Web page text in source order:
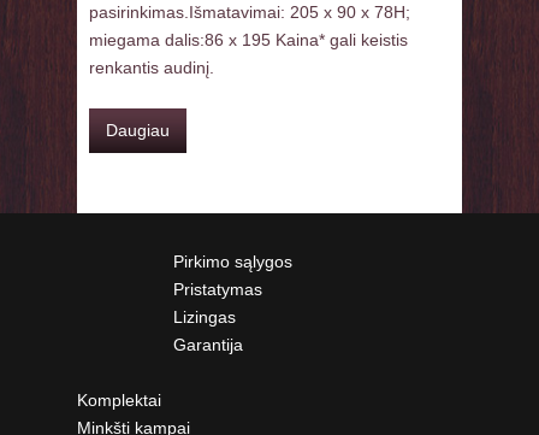
pasirinkimas.Išmatavimai: 205 x 90 x 78H;
miegama dalis:86 x 195 Kaina* gali keistis
renkantis audinį.
Daugiau
Pirkimo sąlygos
Pristatymas
Lizingas
Garantija
Komplektai
Minkšti kampai